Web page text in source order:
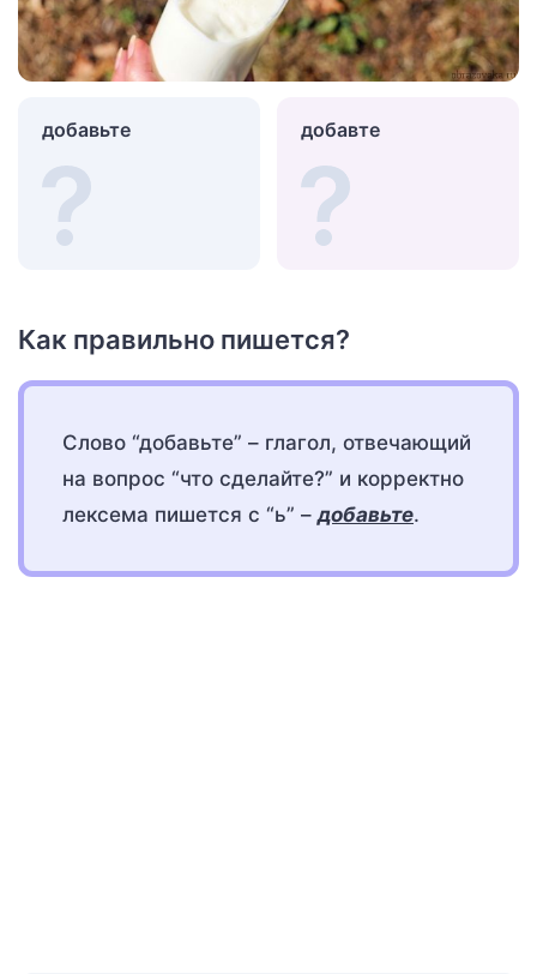
добавьте добавте
Как правильно пишется?
Слово “добавьте” – глагол, отвечающий
на вопрос “что сделайте?” и корректно
лексема пишется с “ь” –добавьте.